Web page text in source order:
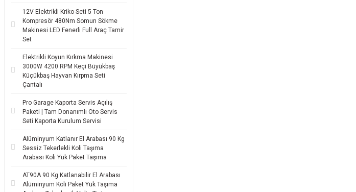
12V Elektrikli Kriko Seti 5 Ton
Kompresör 480Nm Somun Sökme
Makinesi LED Fenerli Full Araç Tamir
Set
Elektrikli Koyun Kırkma Makinesi
3000W 4200 RPM Keçi Büyükbaş
Küçükbaş Hayvan Kırpma Seti
Çantalı
Pro Garage Kaporta Servis Açılış
Paketi | Tam Donanımlı Oto Servis
Seti Kaporta Kurulum Servisi
Alüminyum Katlanır El Arabası 90 Kg
Sessiz Tekerlekli Koli Taşıma
Arabası Koli Yük Paket Taşıma
AT90A 90 Kg Katlanabilir El Arabası
Alüminyum Koli Paket Yük Taşıma